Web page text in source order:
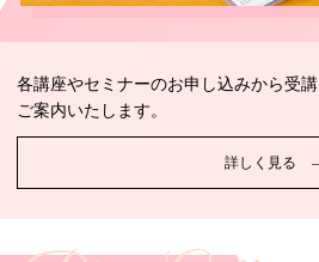
各講座やセミナーのお申し込みから受
ご案内いたします。
詳しく見る